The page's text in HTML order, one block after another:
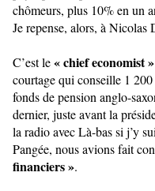
chômeurs, plus 10% en un
Je repense, alors, à Nicolas
C’est le« chief economist »
courtage qui conseille 1 200
fonds de pension anglo-
dernier, juste avant la
la radio avec Là-bas si j’y
Pangée, nous avions fait
financiers ».